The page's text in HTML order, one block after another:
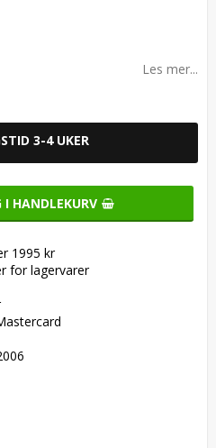
Les mer...
3-4 UKER
I HANDLEKURV
1995 kr
for lagervarer